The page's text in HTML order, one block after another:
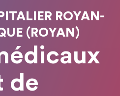
ROYAN-
(ROYAN)
de